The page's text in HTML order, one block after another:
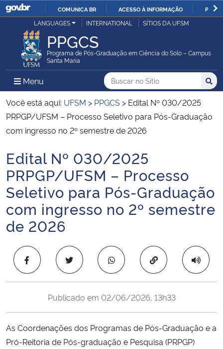
IR
O
COMUNICA BR ACESSO À INFORMAÇÃO
Ministério da Justiça e Segurança Pública
Ministério da Defesa
Ministério das Relações Exteriores
Ministério da Economia
Ministério da Infraestrutura
Ministério da Agricultura, Pecuária e Abastecimento
Ministério da Educação
Ministério da Cidadania
Ministério da Saúde
Ministério de Minas e Energia
Ministério da Ciência, Tecnologia, Inovações e Comunicações
Ministério do Meio Ambiente
LANGUAGES INTERNATIONAL SÍTIOS DA UFSM
PPGCS
Programa de Pós-Graduação em Ciência do Solo – Campus
Santa Maria
Menu Menu Principal do Sítio
Busca
Buscar no no Sítio
Busca:
Você está aqui: UFSM > PPGCS > Edital Nº 030/2025
PRPGP/UFSM – Processo Seletivo para Pós-Graduação
com ingresso no 2º semestre de 2026
Início do conteúdo
Edital Nº 030/2025
PRPGP/UFSM – Processo
Seletivo para Pós-Graduação
com ingresso no 2º semestre
de 2026
Copiar para área
Publicado em 02/06/2026, 13h33
As Coordenações dos Programas de Pós-Graduação e a
Pró-Reitoria de Pós-graduação e Pesquisa (PRPGP)